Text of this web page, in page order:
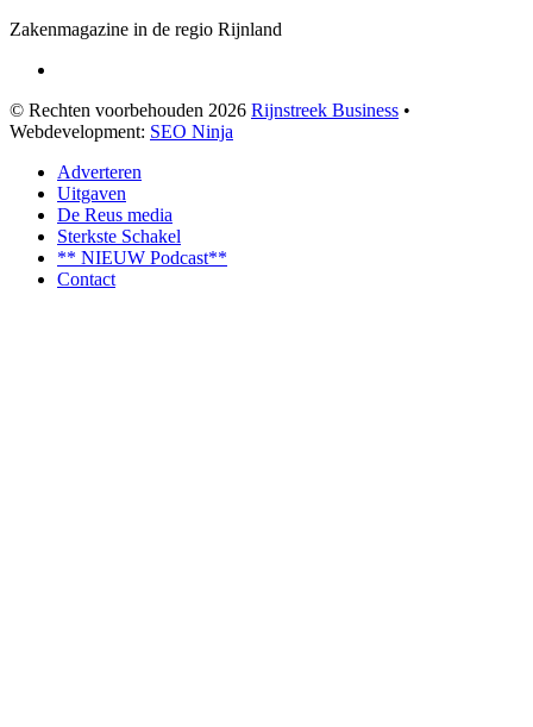
Zakenmagazine in de regio Rijnland
© Rechten voorbehouden 2026 Rijnstreek Business •
Webdevelopment: SEO Ninja
Adverteren
Uitgaven
De Reus media
Sterkste Schakel
** NIEUW Podcast**
Contact